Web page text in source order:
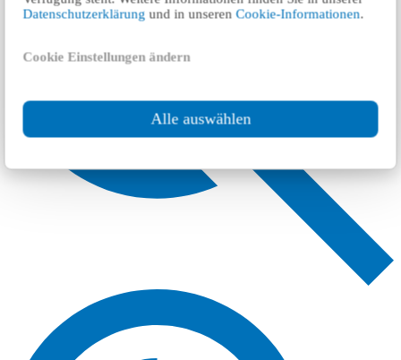
Datenschutzerklärung und in unserenCookie-Informationen.
Cookie Einstellungen ändern
Alle auswählen